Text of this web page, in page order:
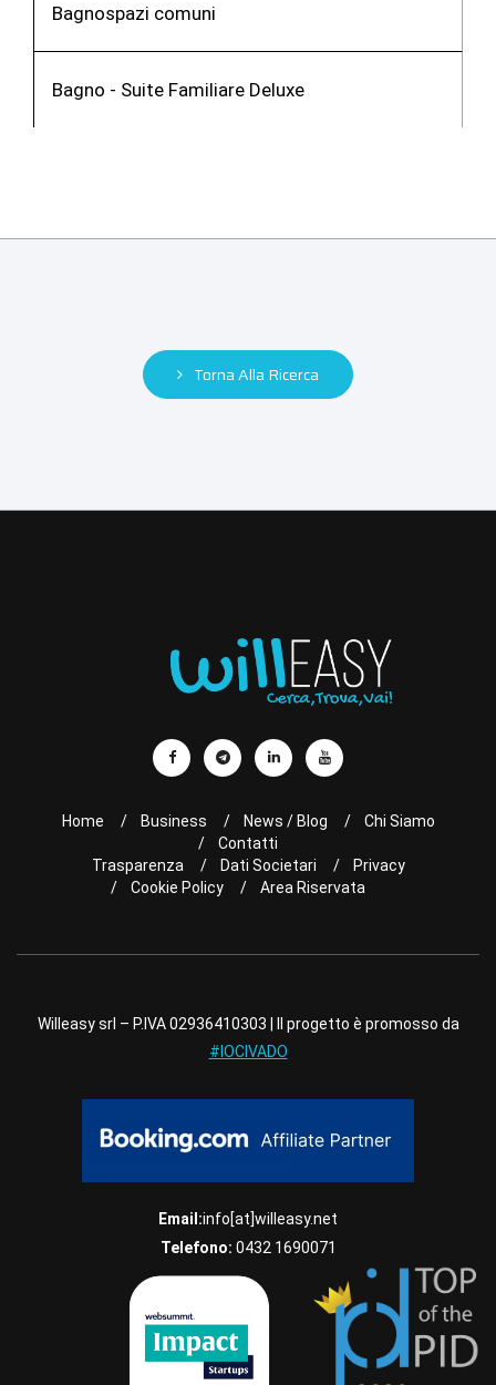
Bagnospazi comuni
Bagno - Suite Familiare Deluxe
Torna Alla Ricerca
Home Business News / Blog
Chi Siamo
Contatti
Trasparenza
Dati Societari
Privacy
Cookie Policy
Area Riservata
Willeasy srl – P.IVA 02936410303 | Il progetto è promosso da
#IOCIVADO
Email:info[at]willeasy.net
Telefono: 0432 1690071